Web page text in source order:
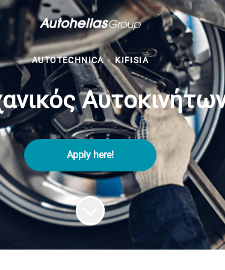
AUTOTECHNICA · KIFISIA
Apply here!